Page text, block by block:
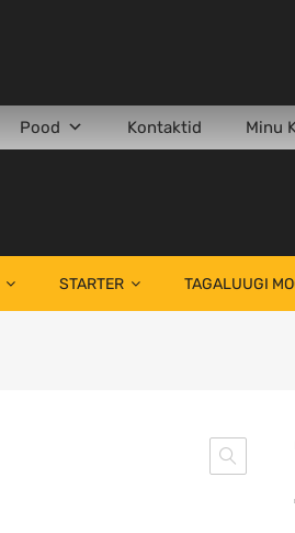
Pood Kontaktid Minu
STARTER TAGALUUGI